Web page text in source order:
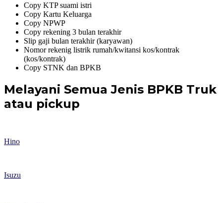
Copy KTP suami istri
Copy Kartu Keluarga
Copy NPWP
Copy rekening 3 bulan terakhir
Slip gaji bulan terakhir (karyawan)
Nomor rekenig listrik rumah/kwitansi kos/kontrak
(kos/kontrak)
Copy STNK dan BPKB
Melayani Semua Jenis BPKB Truk
atau pickup
Hino
Isuzu